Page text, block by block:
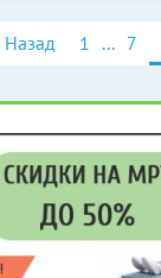
Назад 1 ... 7